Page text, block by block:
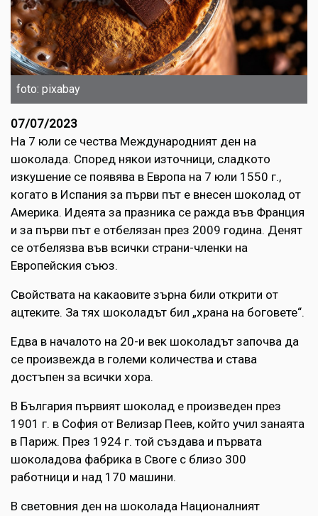
foto: pixabay
07/07/2023
На 7 юли се чества Международният ден на
шоколада. Според някои източници, сладкото
изкушение се появява в Европа на 7 юли 1550 г.,
когато в Испания за първи път е внесен шоколад от
Америка. Идеята за празника се ражда във Франция
и за първи път е отбелязан през 2009 година. Денят
се отбелязва във всички страни-членки на
Европейския съюз.
Свойствата на какаовите зърна били открити от
ацтеките. За тях шоколадът бил „храна на боговете“.
Едва в началото на 20-и век шоколадът започва да
се произвежда в големи количества и става
достъпен за всички хора.
В България първият шоколад е произведен през
1901 г. в София от Велизар Пеев, който учил занаята
в Париж. През 1924 г. той създава и първата
шоколадова фабрика в Своге с близо 300
работници и над 170 машини.
В световния ден на шоколада Националният